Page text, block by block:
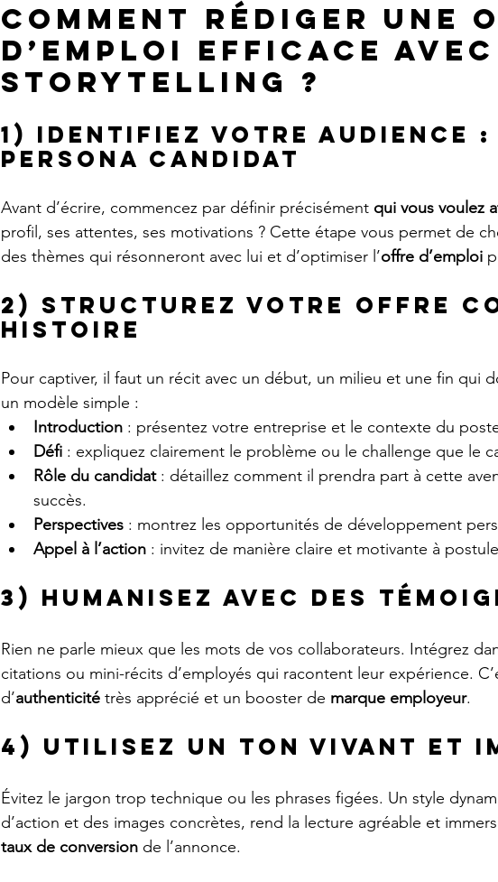
Comment rédiger une
d’emploi efficace
storytelling ?
1) Identifiez votre audience :
persona candidat
Avant d’écrire, commencez par définir précisément qui vous voulez
profil, ses attentes, ses motivations ? Cette étape vous permet de
des thèmes qui résonneront avec lui et d’optimiser l’offre d’emploi
2) Structurez votre offre
histoire
Pour captiver, il faut un récit avec un début, un milieu et une fin qui
un modèle simple :
Introduction : présentez votre entreprise et le contexte du
Défi : expliquez clairement le problème ou le challenge que le
Rôle du candidat : détaillez comment il prendra part à cette
succès.
Perspectives : montrez les opportunités de développement
Appel à l’action : invitez de manière claire et motivante à
3) Humanisez avec des
Rien ne parle mieux que les mots de vos collaborateurs. Intégrez
citations ou mini-récits d’employés qui racontent leur expérience.
d’authenticité très apprécié et un booster de marque employeur.
4) Utilisez un ton vivant et
Évitez le jargon trop technique ou les phrases figées. Un style
d’action et des images concrètes, rend la lecture agréable et
taux de conversion de l’annonce.